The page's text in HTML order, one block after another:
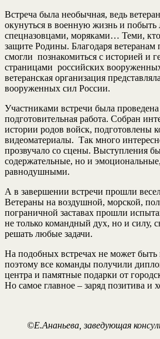
Встреча была необычная, ведь
окунуться в военную жизнь и побыть
спецназовцами, моряками… Теми, кто
защите Родины. Благодаря
смогли познакомиться с историей и
страницами российских
ветеранская организация
вооруженных сил России.
Участниками встречи была
подготовительная работа. Собран
истории родов войск, подготовлены
видеоматериалы. Так много
прозвучало со сцены. Выступления
содержательные, но и
равнодушными.
А в завершении встречи прошли
Ветераны на воздушной, морской,
пограничной заставах прошли
не только командный дух, но и силу,
решать любые задачи.
На подобных встречах не может
поэтому все команды получили
центра и памятные подарки от
Но самое главное – заряд позитива и
©Е.Ананьева, заведующая